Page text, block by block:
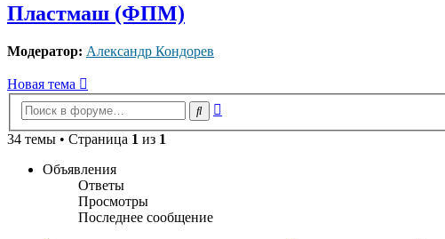
Пластмаш (ФПМ)
Модератор: Александр Кондорев
Новая тема
Поиск
34 темы • Страница 1 из 1
Объявления
Ответы
Просмотры
Последнее сообщение